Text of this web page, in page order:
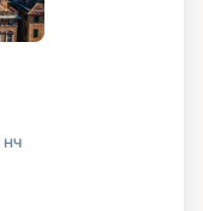
нч